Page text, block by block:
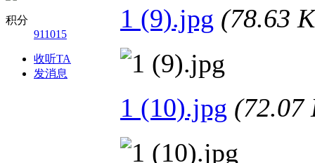
积分
911015
收听TA
发消息
1 (9).jpg (78.63
1 (10).jpg (72.07